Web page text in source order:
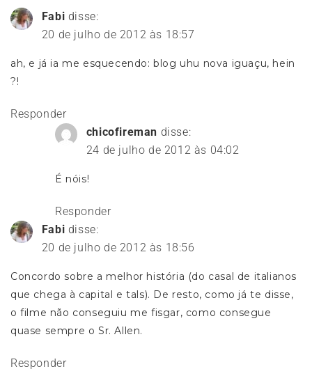
Fabi disse:
20 de julho de 2012 às 18:57
ah, e já ia me esquecendo: blog uhu nova iguaçu, hein
?!
Responder
chicofireman disse:
24 de julho de 2012 às 04:02
É nóis!
Responder
Fabi disse:
20 de julho de 2012 às 18:56
Concordo sobre a melhor história (do casal de italianos
que chega à capital e tals). De resto, como já te disse,
o filme não conseguiu me fisgar, como consegue
quase sempre o Sr. Allen.
Responder